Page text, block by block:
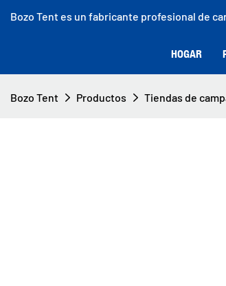
Bozo Tent es un fabricante profesional de
HOGAR
Bozo Tent Productos Tiendas de